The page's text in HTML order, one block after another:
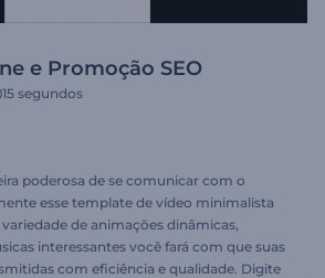
e Promoção SEO
15 segundos
poderosa de se comunicar com o
esse template de vídeo minimalista
de animações dinâmicas,
interessantes você fará com que suas
com eficiência e qualidade. Digite